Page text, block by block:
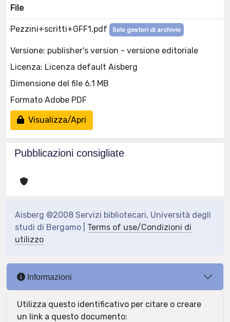
File
Pezzini+scritti+GFF1.pdf Solo gestori di archivio
Versione: publisher's version - versione editoriale
Licenza: Licenza default Aisberg
Dimensione del file 6.1 MB
Formato Adobe PDF
Visualizza/Apri
Pubblicazioni consigliate
Aisberg ©2008 Servizi bibliotecari, Università degli
studi di Bergamo | Terms of use/Condizioni di
utilizzo
Informazioni
Utilizza questo identificativo per citare o creare
un link a questo documento: